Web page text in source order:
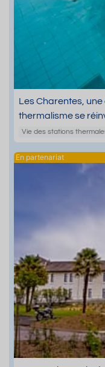
Les Charentes,
thermalisme se
Vie des stations